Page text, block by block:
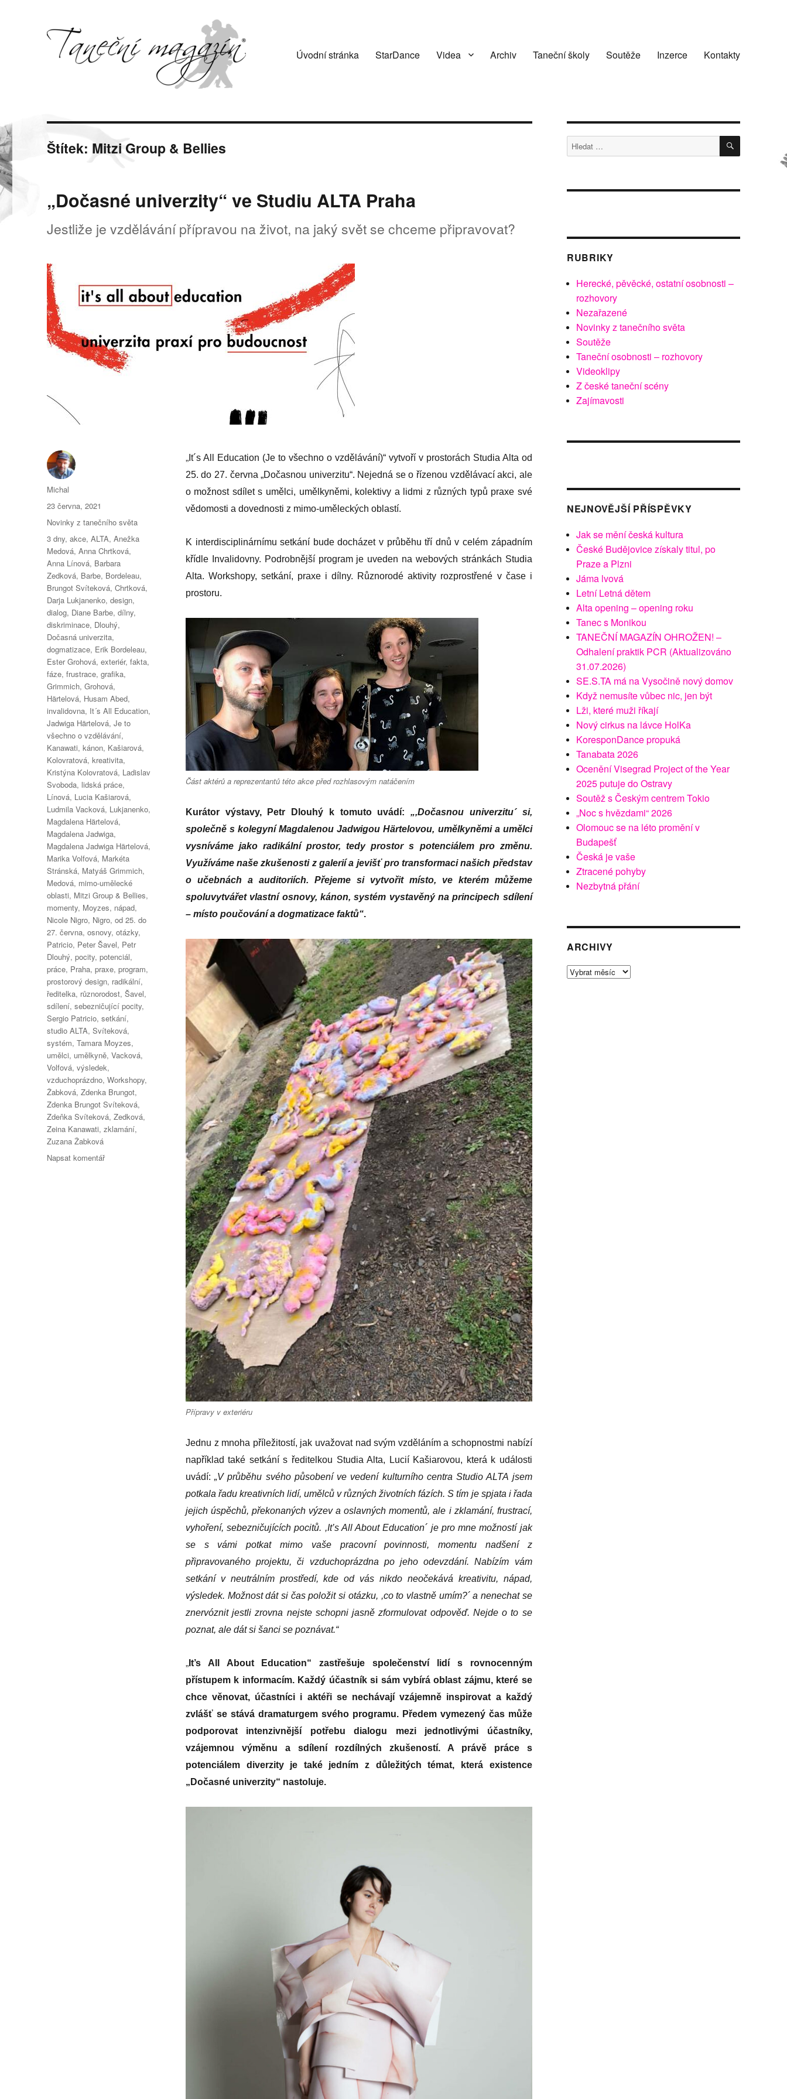
Úvodní stránka StarDance Videa Archiv Taneční školy Soutěže Inzerce Kontakty
Štítek: Mitzi Group & Bellies
„Dočasné univerzity“ ve Studiu ALTA Praha
Jestliže je vzdělávání přípravou na život, na jaký svět se chceme připravovat?
„It´s All Education (Je to všechno o vzdělávání)“ vytvoří v prostorách Studia Alta od
25. do 27. června „Dočasnou univerzitu“. Nejedná se o řízenou vzdělávací akci, ale
o možnost sdílet s umělci, umělkyněmi, kolektivy a lidmi z různých typů praxe své
vědomosti a dovednosti z mimo-uměleckých oblastí.
K interdisciplinárnímu setkání bude docházet v průběhu tří dnů v celém západním
křídle Invalidovny. Podrobnější program je uveden na webových stránkách Studia
Alta. Workshopy, setkání, praxe i dílny. Různorodé aktivity rozprostřené v čase i
prostoru.
Část aktérů a reprezentantů této akce před rozhlasovým natáčením
Kurátor výstavy, Petr Dlouhý k tomuto uvádí:„,Dočasnou univerzitu´ si,
společně s kolegyní Magdalenou Jadwigou Härtelovou, umělkyněmi a umělci
vysníváme jako radikální prostor, tedy prostor s potenciálem pro změnu.
Využíváme naše zkušenosti z galerií a jevišť pro transformaci našich představ
o učebnách a auditoriích. Přejeme si vytvořit místo, ve kterém můžeme
spoluvytvářet vlastní osnovy, kánon, systém vystavěný na principech sdílení
– místo poučování a dogmatizace faktů“.
Přípravy v exteriéru
Jednu z mnoha příležitostí, jak uvažovat nad svým vzděláním a schopnostmi nabízí
například také setkání s ředitelkou Studia Alta, Lucií Kašiarovou, která k události
uvádí:„V průběhu svého působení ve vedení kulturního centra Studio ALTA jsem
potkala řadu kreativních lidí, umělců v různých životních fázích. S tím je spjata i řada
jejich úspěchů, překonaných výzev a oslavných momentů, ale i zklamání, frustrací,
vyhoření, sebezničujících pocitů. ,It’s All About Education´ je pro mne možností jak
se s vámi potkat mimo vaše pracovní povinnosti, momentu nadšení z
připravovaného projektu, či vzduchoprázdna po jeho odevzdání. Nabízím vám
setkání v neutrálním prostředí, kde od vás nikdo neočekává kreativitu, nápad,
výsledek. Možnost dát si čas položit si otázku, ,co to vlastně umím?´ a nenechat se
znervóznit jestli zrovna nejste schopni jasně zformulovat odpověď. Nejde o to se
poznat, ale dát si šanci se poznávat.“
„It’s All About Education“ zastřešuje společenství lidí s rovnocenným
přístupem k informacím. Každý účastník si sám vybírá oblast zájmu, které se
chce věnovat, účastníci i aktéři se nechávají vzájemně inspirovat a každý
zvlášť se stává dramaturgem svého programu. Předem vymezený čas může
podporovat intenzivnější potřebu dialogu mezi jednotlivými účastníky,
vzájemnou výměnu a sdílení rozdílných zkušeností. A právě práce s
potenciálem diverzity je také jedním z důležitých témat, která existence
„Dočasné univerzity“ nastoluje.
Autor:
Michal
Publikováno:
23 června, 2021
Rubriky:
Novinky z tanečního světa
Štítky:
3 dny,akce,ALTA,Anežka
Medová,Anna Chrtková,
Anna Línová, Barbara
Zedková, Barbe, Bordeleau,
Brungot Svíteková,Chrtková,
Darja Lukjanenko,design,
dialog, Diane Barbe,dílny,
diskriminace, Dlouhý,
Dočasná univerzita,
dogmatizace, Erik Bordeleau,
Ester Grohová,exteriér,fakta,
fáze,frustrace,grafika,
Grimmich,Grohová,
Härtelová, Husam Abed,
invalidovna, It´s All Education,
Jadwiga Härtelová,Je to
všechno o vzdělávání,
Kanawati,kánon, Kašiarová,
Kolovratová,kreativita,
Kristýna Kolovratová, Ladislav
Svoboda, lidská práce,
Línová, Lucia Kašiarová,
Ludmila Vacková, Lukjanenko,
Magdalena Härtelová,
Magdalena Jadwiga,
Magdalena Jadwiga Härtelová,
Marika Volfová, Markéta
Stránská, Matyáš Grimmich,
Medová, mimo-umělecké
oblasti, Mitzi Group & Bellies,
momenty, Moyzes, nápad,
Nicole Nigro, Nigro,od 25. do
27. června,osnovy,otázky,
Patricio, Peter Šavel, Petr
Dlouhý,pocity,potenciál,
práce, Praha,praxe,program,
prostorový design, radikální,
ředitelka, různorodost,Šavel,
sdílení,sebezničující pocity,
Sergio Patricio,setkání,
studio ALTA,Svíteková,
systém,Tamara Moyzes,
umělci, umělkyně,Vacková,
Volfová,výsledek,
vzduchoprázdno,Workshopy,
Žabková,Zdenka Brungot,
Zdenka Brungot Svíteková,
Zdeňka Svíteková,Zedková,
Zeina Kanawati,zklamání,
Zuzana Žabková
Napsat komentářpro
Hledat: HLEDÁNÍ
RUBRIKY
Herecké, pěvěcké, ostatní osobnosti –
rozhovory
Nezařazené
Novinky z tanečního světa
Soutěže
Taneční osobnosti – rozhovory
Videoklipy
Z české taneční scény
Zajímavosti
NEJNOVĚJŠÍ PŘÍSPĚVKY
Jak se mění česká kultura
České Budějovice získaly titul, po
Praze a Plzni
Jáma lvová
Letní Letná dětem
Alta opening – opening roku
Tanec s Monikou
TANEČNÍ MAGAZÍN OHROŽEN! –
Odhalení praktik PCR (Aktualizováno
31.07.2026)
SE.S.TA má na Vysočině nový domov
Když nemusíte vůbec nic, jen být
Lži, které muži říkají
Nový cirkus na lávce HolKa
KoresponDance propuká
Tanabata 2026
Ocenění Visegrad Project of the Year
2025 putuje do Ostravy
Soutěž s Českým centrem Tokio
„Noc s hvězdami“ 2026
Olomouc se na léto promění v
Budapešť
Česká je vaše
Ztracené pohyby
Nezbytná přání
ARCHIVY
Archivy